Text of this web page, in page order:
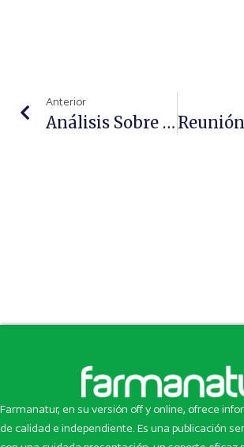
Anterior
Análisis Sobre Las Nuevas Terapias Al Sistema Nacional De Salud
Farmanatur, en su versión off y online, ofrece
de calidad e independiente. Es una publicación